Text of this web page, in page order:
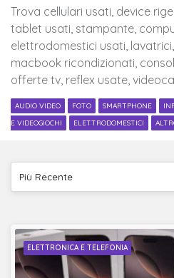
Trova cellulari usati, device
tablet usati, stampante,
elettrodomestici usati,
macbook ricondizionati,
offerte tv, reflex usate,
AUDIO VIDEO FOTO SMARTPHONE
E VIDEOGIOCHI
ELETTRODOMESTICI
Più Recente
ELETTRONICA E TELEFONIA